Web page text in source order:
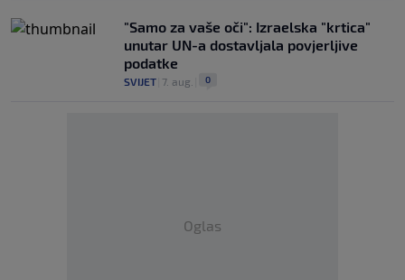
"Samo za vaše oči": Izraelska "krtica"
unutar UN-a dostavljala povjerljive
podatke
SVIJET 7. aug. 0
Oglas